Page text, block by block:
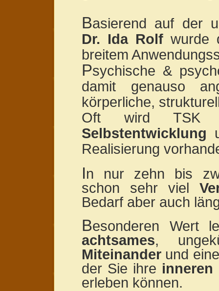
Basierend auf der
Dr. Ida Rolf wurde
breitem
Psychische &
damit genauso
körperliche,
Oft wird TSK
Selbstentwicklung
Realisierung
In nur zehn bis
schon sehr viel
Bedarf aber auch
Besonderen Wert
achtsames,
Miteinander und
der Sie ihre inneren
erleben können.